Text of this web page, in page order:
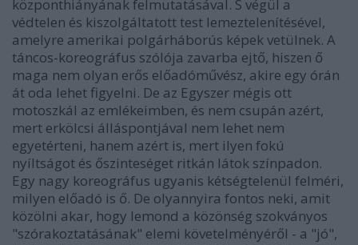
központhiányának felmutatásával. S végül a
védtelen és kiszolgáltatott test lemeztelenítésével,
amelyre amerikai polgárháborús képek vetülnek. A
táncos-koreográfus szólója zavarba ejtő, hiszen ő
maga nem olyan erős előadóművész, akire egy órán
át oda lehet figyelni. De az Egyszer mégis ott
motoszkál az emlékeimben, és nem csupán azért,
mert erkölcsi álláspontjával nem lehet nem
egyetérteni, hanem azért is, mert ilyen fokú
nyíltságot és őszinteséget ritkán látok színpadon.
Egy nagy koreográfus ugyanis kétségtelenül felméri,
milyen előadó is ő. De olyannyira fontos neki, amit
közölni akar, hogy lemond a közönség szokványos
"szórakoztatásának" elemi követelményéről - a "jó",